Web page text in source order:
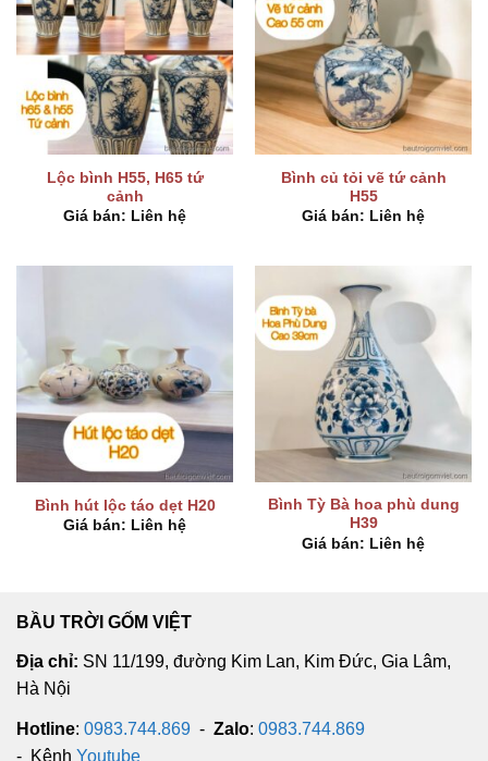
Lộc bình H55, H65 tứ
cảnh
Giá bán: Liên hệ
Bình củ tỏi vẽ tứ cảnh
H55
Giá bán: Liên hệ
Bình hút lộc táo dẹt H20
Giá bán: Liên hệ
Bình Tỳ Bà hoa phù dung
H39
Giá bán: Liên hệ
BẦU TRỜI GỐM VIỆT
Địa chỉ: SN 11/199, đường Kim Lan, Kim Đức, Gia Lâm,
Hà Nội
Hotline: 0983.744.869 - Zalo: 0983.744.869
- Kênh Youtube